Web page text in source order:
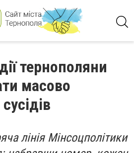
тернополяни
масово
лінія Мінсоцполітики